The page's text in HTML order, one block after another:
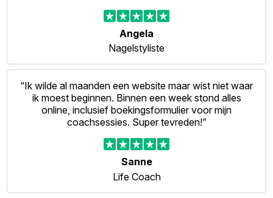
Angela
Nagelstyliste
“Ik wilde al maanden een website maar wist niet waar
ik moest beginnen. Binnen een week stond alles
online, inclusief boekingsformulier voor mijn
coachsessies. Super tevreden!”
Sanne
Life Coach